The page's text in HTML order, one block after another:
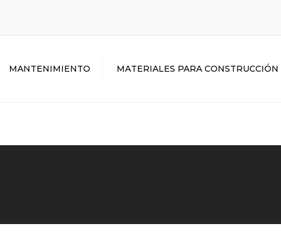
MANTENIMIENTO MATERIALES PARA CONSTRUCCIÓN